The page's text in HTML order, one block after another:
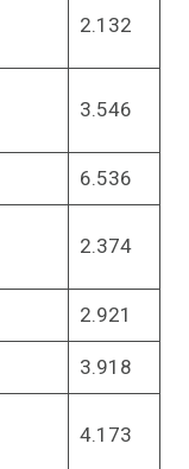
2.132
3.546
6.536
2.374
2.921
3.918
4.173